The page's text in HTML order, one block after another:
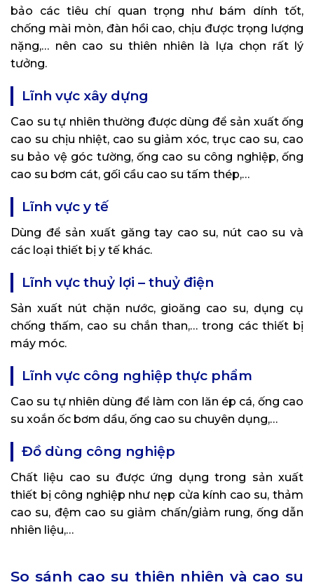
bảo các tiêu chí quan trọng như bám dính tốt,
chống mài mòn, đàn hồi cao, chịu được trọng lượng
nặng,… nên cao su thiên nhiên là lựa chọn rất lý
tưởng.
Lĩnh vực xây dựng
Cao su tự nhiên thường được dùng để sản xuất ống
cao su chịu nhiệt, cao su giảm xóc, trục cao su, cao
su bảo vệ góc tường, ống cao su công nghiệp, ống
cao su bơm cát, gối cầu cao su tấm thép,…
Lĩnh vực y tế
Dùng để sản xuất găng tay cao su, nút cao su và
các loại thiết bị y tế khác.
Lĩnh vực thuỷ lợi – thuỷ điện
Sản xuất nút chặn nước, gioăng cao su, dụng cụ
chống thấm, cao su chắn than,… trong các thiết bị
máy móc.
Lĩnh vực công nghiệp thực phẩm
Cao su tự nhiên dùng để làm con lăn ép cá, ống cao
su xoắn ốc bơm dầu, ống cao su chuyên dụng,…
Đồ dùng công nghiệp
Chất liệu cao su được ứng dụng trong sản xuất
thiết bị công nghiệp như nẹp cửa kính cao su, thảm
cao su, đệm cao su giảm chấn/giảm rung, ống dẫn
nhiên liệu,…
So sánh cao su thiên nhiên và cao su